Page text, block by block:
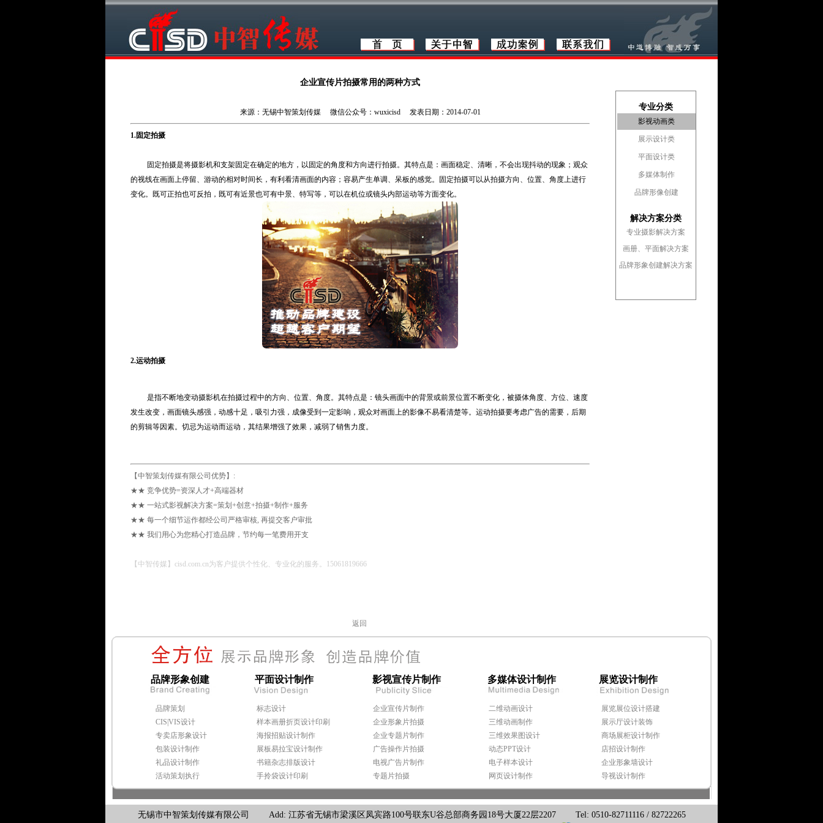
企业宣传片拍摄常用的两种方式
来源：无锡中智策划传媒 微信公众号：wuxicisd 发表日期：2014-07-01
1.固定拍摄
固定拍摄是将摄影机和支架固定在确定的地方，以固定的角度和方向进行拍摄。其特点是：画面稳定、清晰，不会出现抖动的现象；观众
的视线在画面上停留、游动的相对时间长，有利看清画面的内容；容易产生单调、呆板的感觉。固定拍摄可以从拍摄方向、位置、角度上进行
变化。既可正拍也可反拍，既可有近景也可有中景、特写等，可以在机位或镜头内部运动等方面变化。
2.运动拍摄
是指不断地变动摄影机在拍摄过程中的方向、位置、角度。其特点是：镜头画面中的背景或前景位置不断变化，被摄体角度、方位、速度
发生改变，画面镜头感强，动感十足，吸引力强，成像受到一定影响，观众对画面上的影像不易看清楚等。运动拍摄要考虑广告的需要，后期
的剪辑等因素。切忌为运动而运动，其结果增强了效果，减弱了销售力度。
【中智策划传媒有限公司优势】:
★★ 竞争优势=资深人才+高端器材
★★ 一站式影视解决方案=策划+创意+拍摄+制作+服务
★★ 每一个细节运作都经公司严格审核, 再提交客户审批
★★ 我们用心为您精心打造品牌，节约每一笔费用开支
【中智传媒】cisd.com.cn 为客户提供个性化、专业化的服务。15061819666
返回
专业分类
影视动画类
展示设计类
平面设计类
多媒体制作
品牌形像创建
解决方案分类
专业摄影解决方案
画册、平面解决方案
品牌形象创建解决方案
品牌形象创建 平面设计制作 影视宣传片制作 多媒体设计制作 展览设计制作
品牌策划
CIS|VIS设计
专卖店形象设计
包装设计制作
礼品设计制作
活动策划执行
标志设计
样本画册折页设计印刷
海报招贴设计制作
展板易拉宝设计制作
书籍杂志排版设计
手拎袋设计印刷
企业宣传片制作
企业形象片拍摄
企业专题片制作
广告操作片拍摄
电视广告片制作
专题片拍摄
二维动画设计
三维动画制作
三维效果图设计
动态PPT设计
电子样本设计
网页设计制作
展览展位设计搭建
展示厅设计装饰
商场展柜设计制作
店招设计制作
企业形象墙设计
导视设计制作
无锡市中智策划传媒有限公司 Add: 江苏省无锡市梁溪区凤宾路100号联东U谷总部商务园18号大厦22层2207 Tel: 0510-82711116 / 82722265